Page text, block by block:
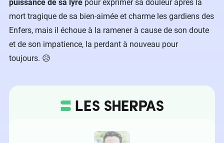
puissance de sa lyre pour exprimer sa douleur après la
mort tragique de sa bien-aimée et charme les gardiens des
Enfers, mais il échoue à la ramener à cause de son doute
et de son impatience, la perdant à nouveau pour
toujours. 😥